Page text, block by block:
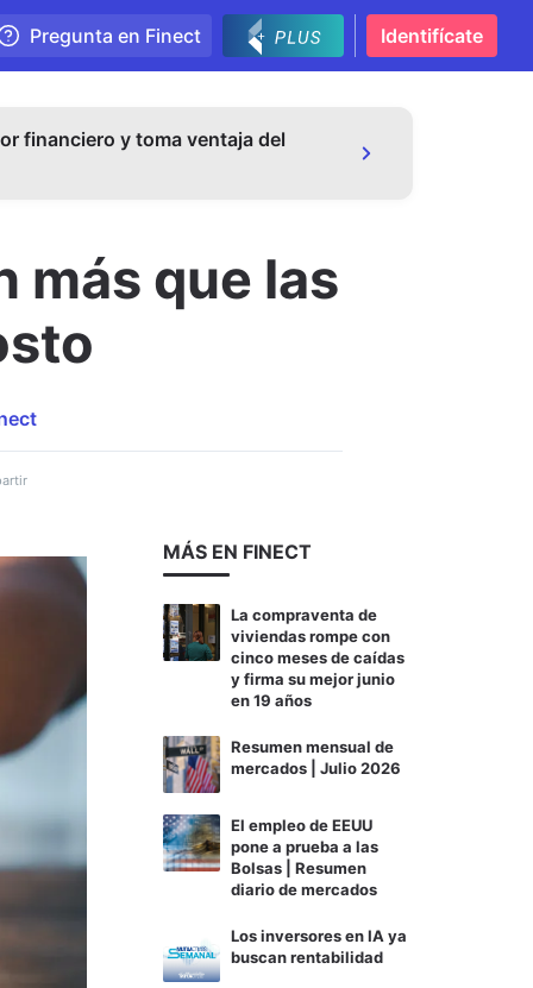
Pregunta en Finect Identifícate
financiero y toma ventaja del
más que las
MÁS EN FINECT
La compraventa de
viviendas rompe con
cinco meses de caídas
y firma su mejor junio
en 19 años
Resumen mensual de
mercados | Julio 2026
El empleo de EEUU
pone a prueba a las
Bolsas | Resumen
diario de mercados
Los inversores en IA ya
buscan rentabilidad